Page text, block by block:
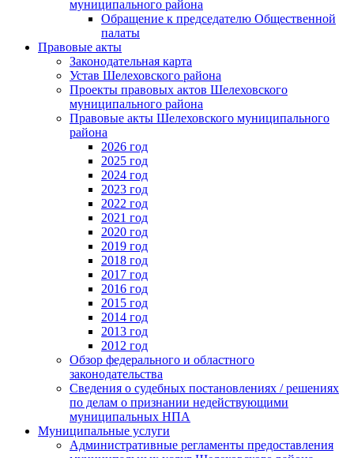
муниципального района
Обращение к председателю Общественной
палаты
Правовые акты
Законодательная карта
Устав Шелеховского района
Проекты правовых актов Шелеховского
муниципального района
Правовые акты Шелеховского муниципального
района
2026 год
2025 год
2024 год
2023 год
2022 год
2021 год
2020 год
2019 год
2018 год
2017 год
2016 год
2015 год
2014 год
2013 год
2012 год
Обзор федерального и областного
законодательства
Сведения о судебных постановлениях / решениях
по делам о признании недействующими
муниципальных НПА
Муниципальные услуги
Административные регламенты предоставления